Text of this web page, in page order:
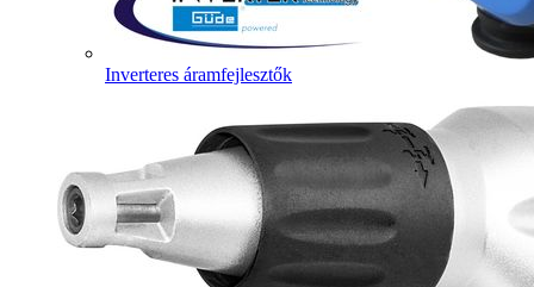
Inverteres áramfejlesztők